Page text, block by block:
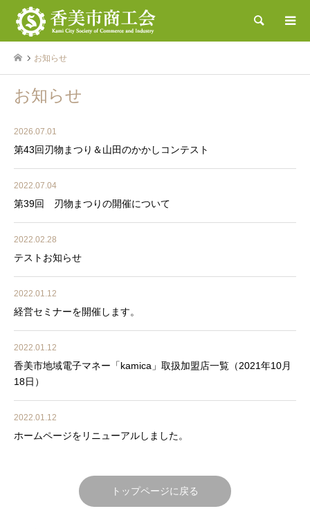
検索
お知らせ
お知らせ
2026.07.01
第43回刃物まつり＆山田のかかしコンテスト
2022.07.04
第39回 刃物まつりの開催について
2022.02.28
テストお知らせ
2022.01.12
経営セミナーを開催します。
2022.01.12
香美市地域電子マネー「kamica」取扱加盟店一覧（2021年10月
18日）
2022.01.12
ホームページをリニューアルしました。
トップページに戻る